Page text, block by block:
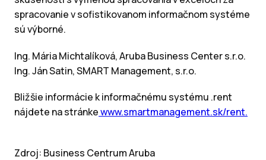
spracovanie v sofistikovanom informačnom systéme
sú výborné.
Ing. Mária Michtalíková, Aruba Business Center s.r.o.
Ing. Ján Satin, SMART Management, s.r.o.
Bližšie informácie k informačnému systému .rent
nájdete na stránkewww.smartmanagement.sk/rent.
Zdroj: Business Centrum Aruba